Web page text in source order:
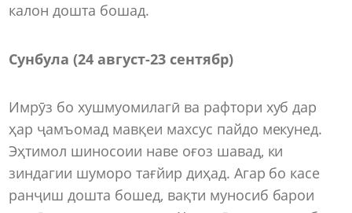
калон дошта бошад.
Сунбула (24 август-23 сентябр)
Имрӯз бо хушмуомилагӣ ва рафтори хуб дар
ҳар ҷамъомад мавқеи махсус пайдо мекунед.
Эҳтимол шиносоии наве оғоз шавад, ки
зиндагии шуморо тағйир диҳад. Агар бо касе
ранҷиш дошта бошед, вақти муносиб барои